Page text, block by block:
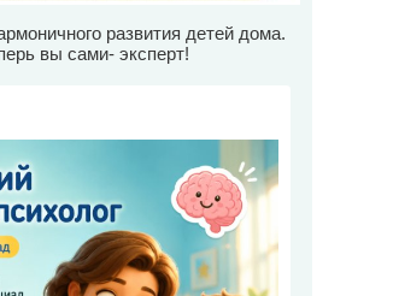
развития детей дома.
вы сами- эксперт!